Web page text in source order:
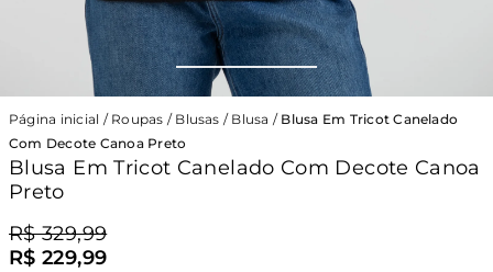
Página inicial / Roupas / Blusas / Blusa / Blusa Em Tricot Canelado
Com Decote Canoa Preto
Blusa Em Tricot Canelado Com Decote Canoa
Preto
R$ 329,99
R$ 229,99